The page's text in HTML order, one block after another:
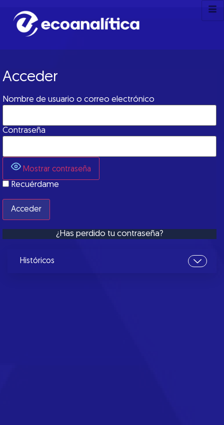
Acceder
Nombre de usuario o correo electrónico
Contraseña
Mostrar contraseña
Recuérdame
¿Has perdido tu contraseña?
Históricos